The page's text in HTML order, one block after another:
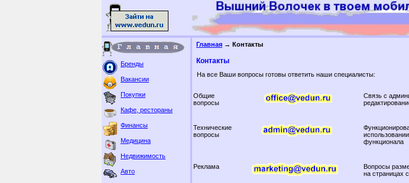
Бренды
Вакансии
Покупки
Кафе, рестораны
Финансы
Медицина
Недвижимость
Авто
Главная → Контакты
Контакты
На все Ваши вопросы готовы ответить наши специалисты:
Общие
вопросы
Связь с
Технические
вопросы
функционала
Реклама
Вопросы
на страницах